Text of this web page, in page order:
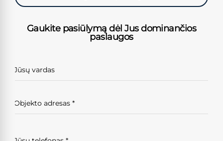
Gaukite pasiūlymą dėl Jus dominančios
paslaugos